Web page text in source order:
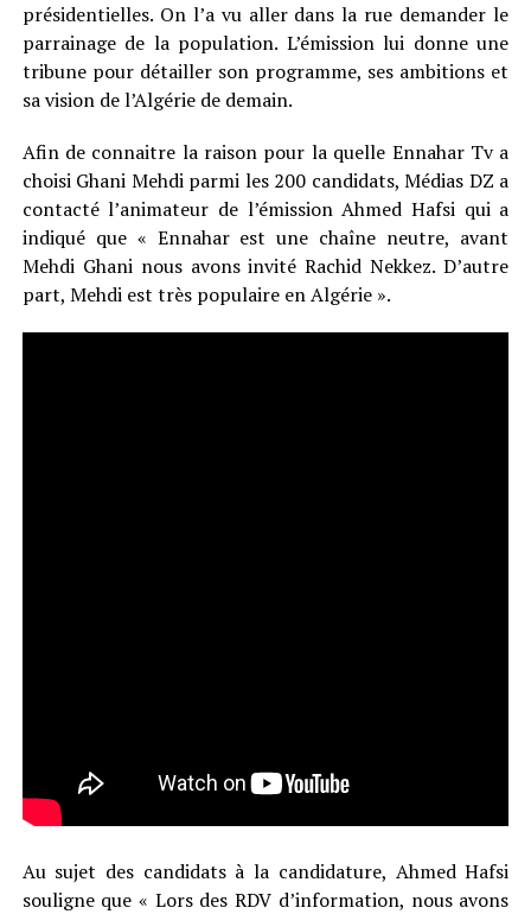
présidentielles. On l’a vu aller dans la rue demander le
parrainage de la population. L’émission lui donne une
tribune pour détailler son programme, ses ambitions et
sa vision de l’Algérie de demain.
Afin de connaitre la raison pour la quelle Ennahar Tv a
choisi Ghani Mehdi parmi les 200 candidats, Médias DZ a
contacté l’animateur de l’émission Ahmed Hafsi qui a
indiqué que « Ennahar est une chaîne neutre, avant
Mehdi Ghani nous avons invité Rachid Nekkez. D’autre
part, Mehdi est très populaire en Algérie ».
Au sujet des candidats à la candidature, Ahmed Hafsi
souligne que « Lors des RDV d’information, nous avons